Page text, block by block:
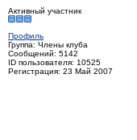
Активный участник
Профиль
Группа: Члены клуба
Сообщений: 5142
ID пользователя: 10525
Регистрация: 23 Май 2007